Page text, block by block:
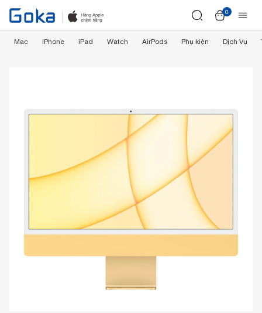
0
Mac iPhone iPad Watch AirPods Phụ kiện Dịch Vụ